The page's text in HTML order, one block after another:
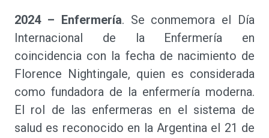
2024 – Enfermería. Se conmemora el Día
Internacional de la Enfermería en
coincidencia con la fecha de nacimiento de
Florence Nightingale, quien es considerada
como fundadora de la enfermería moderna.
El rol de las enfermeras en el sistema de
salud es reconocido en la Argentina el 21 de